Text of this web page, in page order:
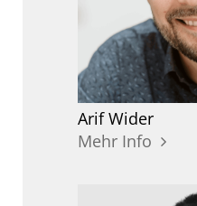
Arif Wider
Mehr Info